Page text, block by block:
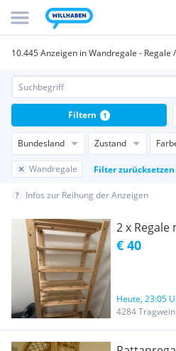
10.445 Anzeigen in Wandregale - Regale
Bundesland Zustand
Wandregale Filter zurücksetzen
Filtern 1
Infos zur Reihung der Anzeigen
2 x
€ 40
Heute, 23:05
4284 Tragwein